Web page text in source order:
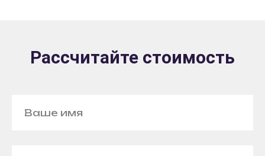
Рассчитайте стоимость